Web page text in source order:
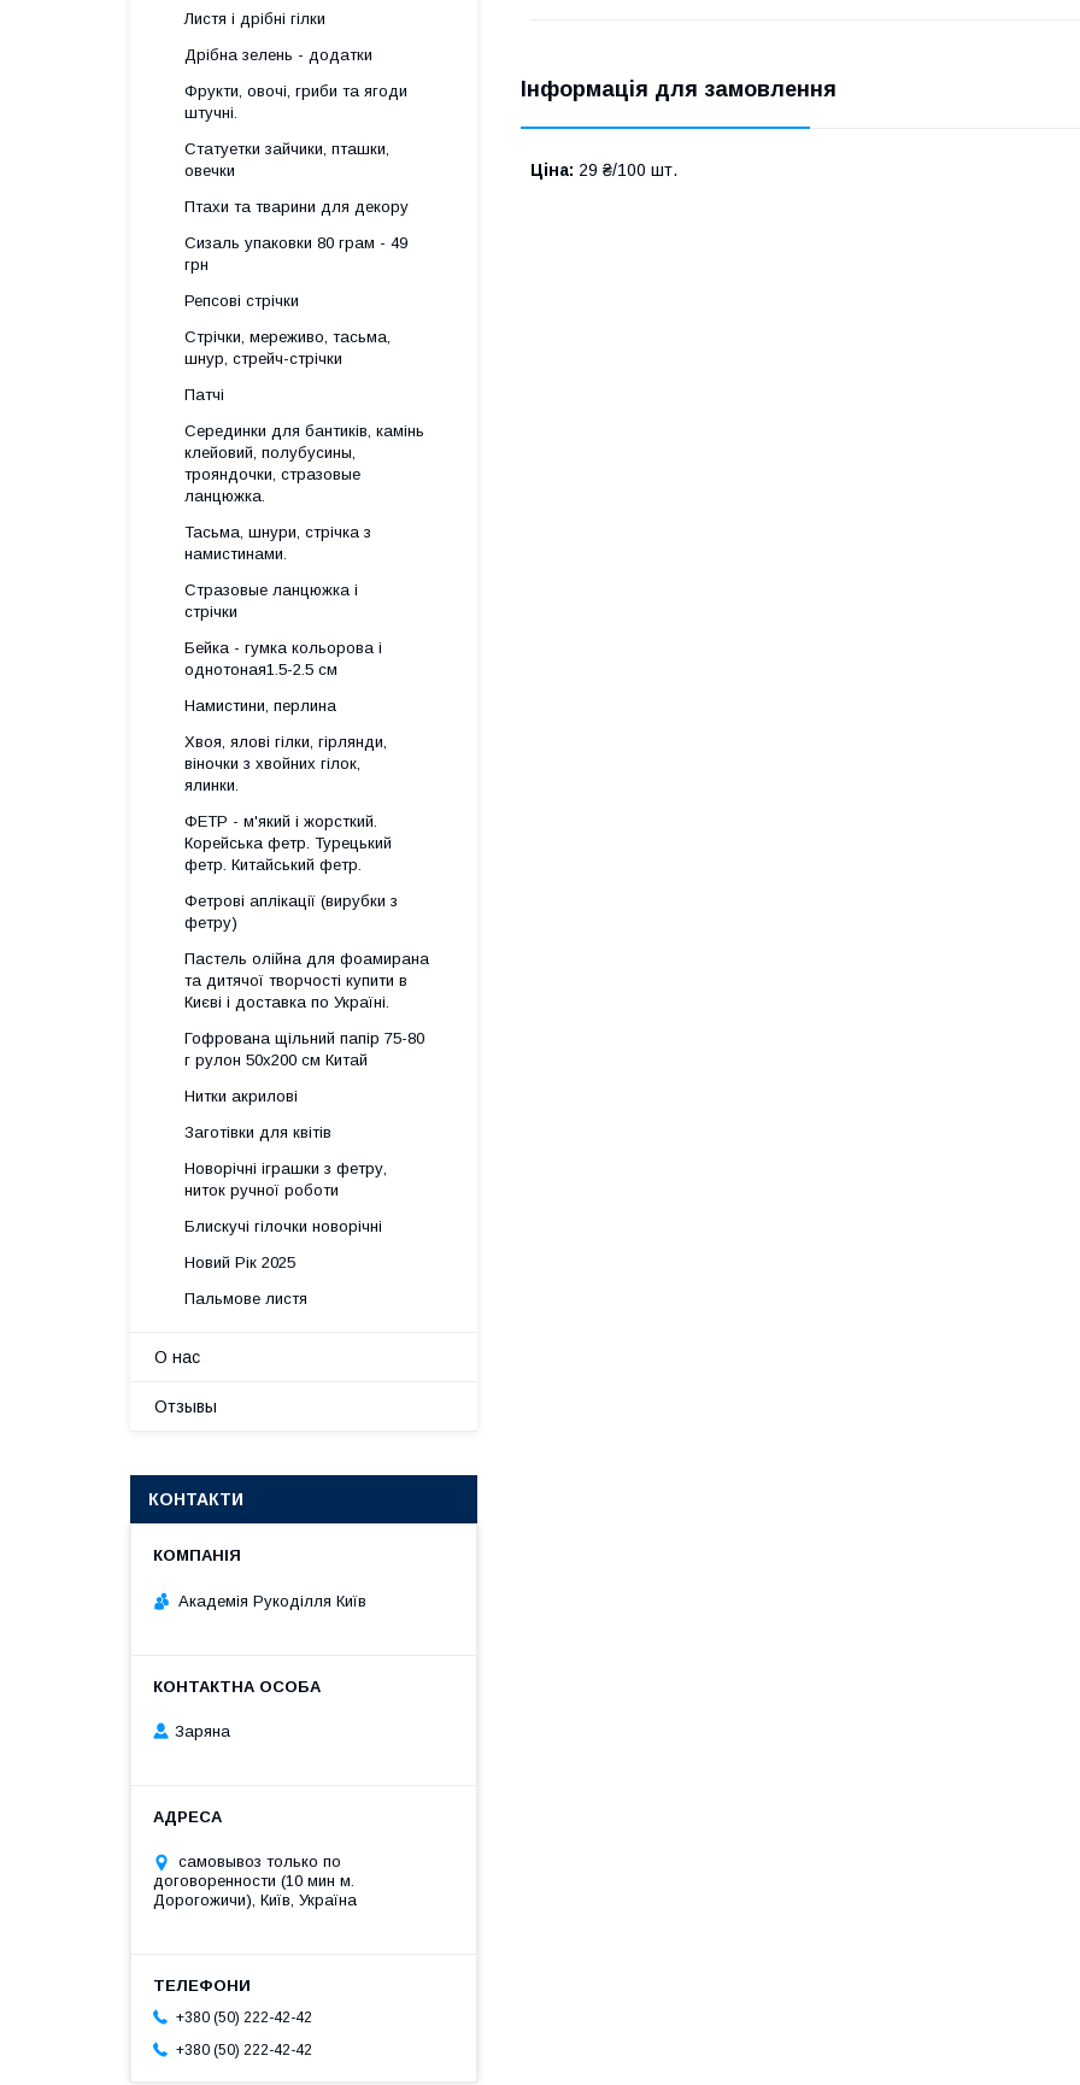
Інформація для замовлення
Ціна: 29 ₴/100 шт.
Листя і дрібні гілки
Дрібна зелень - додатки
Фрукти, овочі, гриби та ягоди
штучні.
Статуетки зайчики, пташки,
овечки
Птахи та тварини для декору
Сизаль упаковки 80 грам - 49
грн
Репсові стрічки
Стрічки, мереживо, тасьма,
шнур, стрейч-стрічки
Патчі
Серединки для бантиків, камінь
клейовий, полубусины,
трояндочки, стразовые
ланцюжка.
Тасьма, шнури, стрічка з
намистинами.
Стразовые ланцюжка і
стрічки
Бейка - гумка кольорова і
однотоная1.5-2.5 см
Намистини, перлина
Хвоя, ялові гілки, гірлянди,
віночки з хвойних гілок,
ялинки.
ФЕТР - м'який і жорсткий.
Корейська фетр. Турецький
фетр. Китайський фетр.
Фетрові аплікації (вирубки з
фетру)
Пастель олійна для фоамирана
та дитячої творчості купити в
Києві і доставка по Україні.
Гофрована щільний папір 75-80
г рулон 50х200 см Китай
Нитки акрилові
Заготівки для квітів
Новорічні іграшки з фетру,
ниток ручної роботи
Блискучі гілочки новорічні
Новий Рік 2025
Пальмове листя
О нас
Отзывы
КОНТАКТИ
Академія Рукоділля Київ
Заряна
самовывоз только по
договоренности (10 мин м.
Дорогожичи), Київ, Україна
+380 (50) 222-42-42
+380 (50) 222-42-42